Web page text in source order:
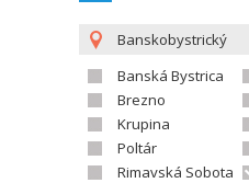
Banskobystrický
Banská Bystrica
Brezno
Krupina
Poltár
Rimavská Sobota